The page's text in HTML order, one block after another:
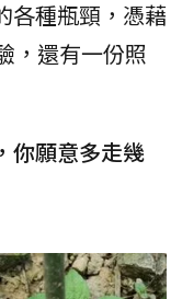
各種瓶頸，憑藉
，還有一份照
你願意多走幾